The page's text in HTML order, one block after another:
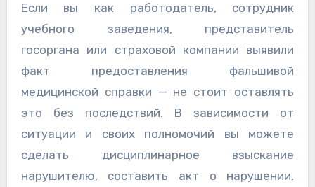
Если вы как работодатель, сотрудник
учебного заведения, представитель
госоргана или страховой компании выявили
факт предоставления фальшивой
медицинской справки — не стоит оставлять
это без последствий. В зависимости от
ситуации и своих полномочий вы можете
сделать дисциплинарное взыскание
нарушителю, составить акт о нарушении,